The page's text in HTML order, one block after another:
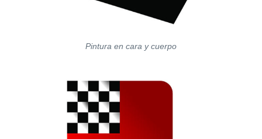
Pintura en cara y cuerpo